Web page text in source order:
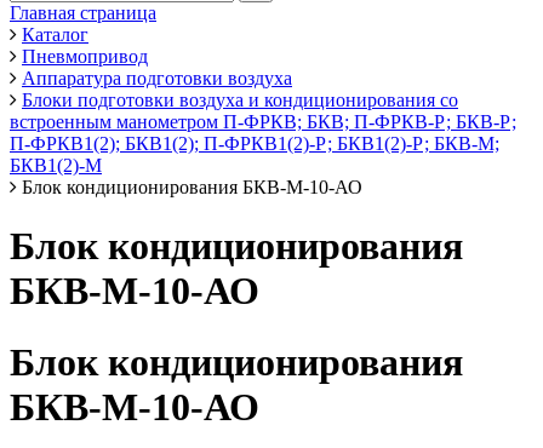
Главная страница
Каталог
Пневмопривод
Аппаратура подготовки воздуха
Блоки подготовки воздуха и кондиционирования со
встроенным манометром П-ФРКВ; БКВ; П-ФРКВ-Р; БКВ-Р;
П-ФРКВ1(2); БКВ1(2); П-ФРКВ1(2)-Р; БКВ1(2)-Р; БКВ-М;
БКВ1(2)-М
Блок кондиционирования БКВ-М-10-АО
Блок кондиционирования
БКВ-М-10-АО
Блок кондиционирования
БКВ-М-10-АО